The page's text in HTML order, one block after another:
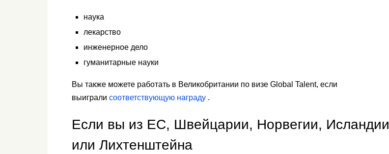
наука
лекарство
инженерное дело
гуманитарные науки
Вы также можете работать в Великобритании по визе Global Talent, если
выиграли соответствующую награду .
Если вы из ЕС, Швейцарии, Норвегии, Исландии
или Лихтенштейна